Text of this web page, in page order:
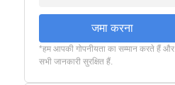
जमा करना
*हम आपकी गोपनीयता का सम्मान करते हैं और
सभी जानकारी सुरक्षित हैं.